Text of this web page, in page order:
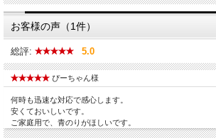
お客様の声（1件）
総評: 5.0
ぴーちゃん様
何時も迅速な対応で感心します。
安くておいしいです。
ご家庭用で、青のりがほしいです。